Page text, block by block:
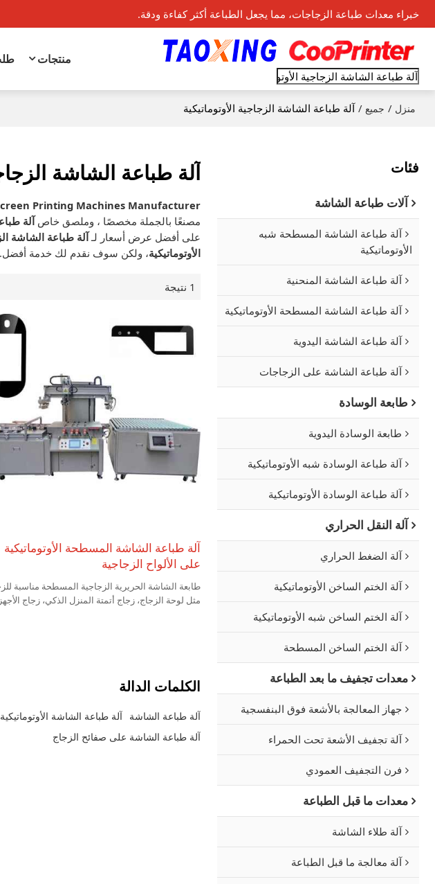
خبراء معدات طباعة الزجاجات، مما يجعل الطباعة أكثر كفاءة ودقة.
منتجات
منزل / جميع / آلة طباعة الشاشة الزجاجية الأوتوماتيكية
آلة طباعة الشاشة
Printing Machines Manufacturer
مصنعًا بالجملة مخصصًا ، وملصق خاصآلة
على أفضل عرض أسعار لـآلة طباعة الشاشة
الأوتوماتيكية، ولكن سوف نقدم لك خدمة أفضل.
1 نتيجة
آلة طباعة الشاشة المسطحة الأوتوماتيكية
على الألواح الزجاجية
طابعة الشاشة الحريرية الزجاجية المسطحة مناسبة
مثل لوحة الزجاج، زجاج أتمتة المنزل الذكي، زجاج
الكلمات الدالة
آلة طباعة الشاشة آلة طباعة الشاشة الأوتوماتيكية
آلة طباعة الشاشة على صفائح الزجاج
فئات
آلات طباعة الشاشة
آلة طباعة الشاشة المسطحة شبه
الأوتوماتيكية
آلة طباعة الشاشة المنحنية
آلة طباعة الشاشة المسطحة الأوتوماتيكية
آلة طباعة الشاشة اليدوية
آلة طباعة الشاشة على الزجاجات
طابعة الوسادة
طابعة الوسادة اليدوية
آلة طباعة الوسادة شبه الأوتوماتيكية
آلة طباعة الوسادة الأوتوماتيكية
آلة النقل الحراري
آلة الضغط الحراري
آلة الختم الساخن الأوتوماتيكية
آلة الختم الساخن شبه الأوتوماتيكية
آلة الختم الساخن المسطحة
معدات تجفيف ما بعد الطباعة
جهاز المعالجة بالأشعة فوق البنفسجية
آلة تجفيف الأشعة تحت الحمراء
فرن التجفيف العمودي
معدات ما قبل الطباعة
آلة طلاء الشاشة
آلة معالجة ما قبل الطباعة